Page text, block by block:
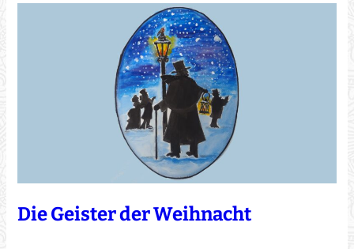
Die Geister der Weihnacht